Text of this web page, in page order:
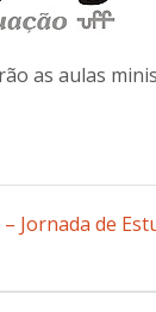
as aulas
– Jornada de